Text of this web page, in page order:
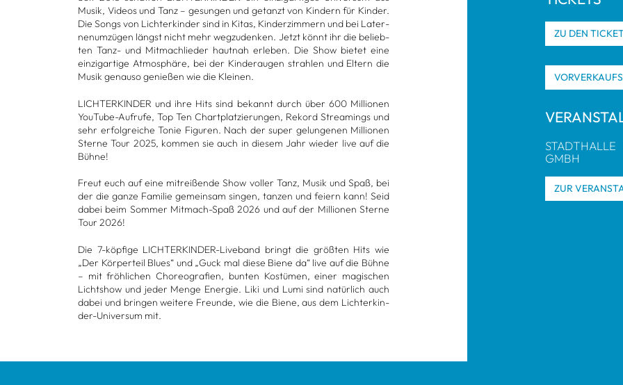
Musik, Videos und Tanz – gesun­gen und getanzt von Kin­dern für Kin­der.
Die Songs von Lich­ter­kin­der sind in Kitas, Kin­der­zim­mern und bei Later­
nen­um­zü­gen längst nicht mehr weg­zu­den­ken. Jetzt könnt ihr die belieb­
ten Tanz- und Mit­mach­lie­der haut­nah erle­ben. Die Show bie­tet eine
ein­zig­ar­tige Atmo­sphäre, bei der Kin­der­au­gen strah­len und Eltern die
Musik genauso genie­ßen wie die Klei­nen.
LICH­TER­KIN­DER und ihre Hits sind bekannt durch über 600 Mil­lio­nen
You­Tube-Auf­rufe, Top Ten Chart­plat­zie­run­gen, Rekord Strea­mings und
sehr erfolg­rei­che Tonie Figu­ren. Nach der super gelun­ge­nen Mil­lio­nen
Sterne Tour 2025, kom­men sie auch in die­sem Jahr wie­der live auf die
Bühne!
Freut euch auf eine mit­rei­ßende Show vol­ler Tanz, Musik und Spaß, bei
der die ganze Fami­lie gemein­sam sin­gen, tan­zen und fei­ern kann! Seid
dabei beim Som­mer Mit­mach-Spaß 2026 und auf der Mil­lio­nen Sterne
Tour 2026!
Die 7-köp­fige LICH­TER­KIN­DER-Live­band bringt die größ­ten Hits wie
„Der Kör­per­teil Blues“ und „Guck mal diese Biene da“ live auf die Bühne
– mit fröh­li­chen Cho­reo­gra­fien, bun­ten Kos­tü­men, einer magi­schen
Licht­show und jeder Menge Ener­gie. Liki und Lumi sind natür­lich auch
dabei und brin­gen wei­tere Freunde, wie die Biene, aus dem Lich­ter­kin­
der-Uni­ver­sum mit.
ZU DEN
GMBH
ZUR